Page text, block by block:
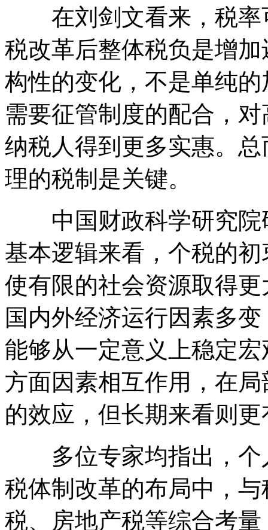
在刘剑文看来，税率
税改革后整体税负是增
构性的变化，不是单纯
需要征管制度的配合，
纳税人得到更多实惠。
理的税制是关键。
中国财政科学研究院
基本逻辑来看，个税的
使有限的社会资源取得
国内外经济运行因素多
能够从一定意义上稳定
方面因素相互作用，在
的效应，但长期来看则
多位专家均指出，个
税体制改革的布局中，
税、房地产税等综合考